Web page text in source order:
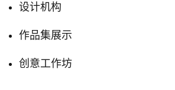
设计机构
作品集展示
创意工作坊